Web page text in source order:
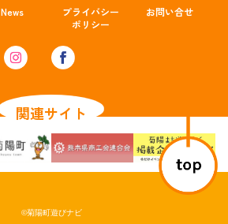
News
プライバシー
ポリシー
お問い合せ
関連サイト
©菊陽町遊びナビ